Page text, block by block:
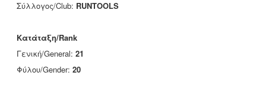
Σύλλογος/Club: RUNTOOLS
Κατάταξη/Rank
Γενική/General: 21
Φύλου/Gender: 20